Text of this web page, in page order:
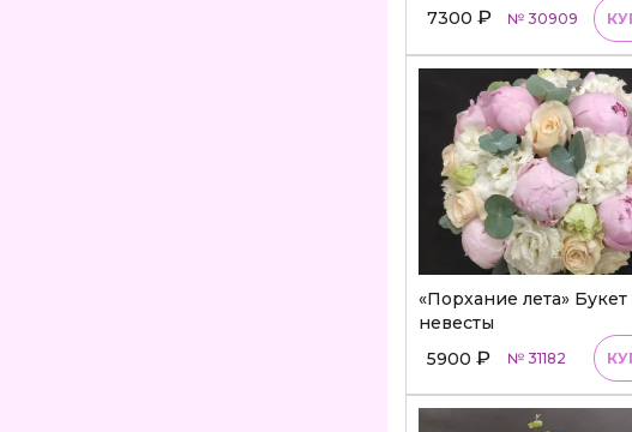
7300 ₽ № 30909
«Порхание лета» Букет
невесты
5900 ₽ № 31182